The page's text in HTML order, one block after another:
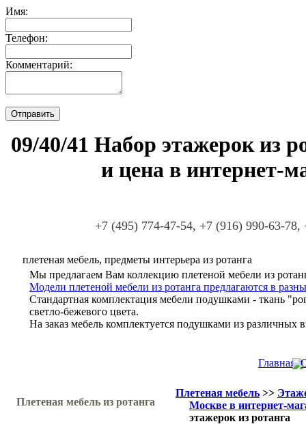
Имя:
Телефон:
Комментарий:
09/40/41 Набор этажерок из
и цена в интернет-
+7 (495) 774-47-54, +7 (916) 990-63-78,
плетеная мебель, предметы интерьера из ротанга
Мы предлагаем Вам коллекцию плетеной мебели из
Модели плетеной мебели из ротанга предлагаются в
Стандартная комплектация мебели подушками - ткань
светло-бежевого цвета.
На заказ мебель комплектуется подушками из различных
Главная
Плетеная мебель из ротанга
Плетеная мебель >>
Москве в интернет-
этажерок из ротанга